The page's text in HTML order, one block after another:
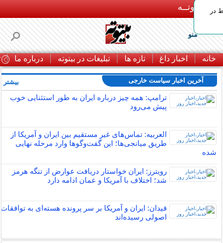
بـیتوتــه
منو
خانه اخبار داغ تازه ها تبلیغات در بیتوته درباره ما
در
آخرین اخبار سیاست خارجی
ترامپ: همه چیز درباره ایران به طور استثنایی خوب
پیش می‌رود
العربیه: تماس‌های غیر مستقیم بین ایران و آمریکا از
طریق میانجی‌ها؛ این گفت‌و‌گو‌ها وارد مرحله نهایی
شده
رویترز: ایران خواستار دریافت عوارض از تنگه هرمز
شد؛ اختلاف با آمریکا و عمان ادامه دارد
فیدان: ایران و آمریکا بر سر پرونده هسته‌ای به توافقات
اصولی رسیده‌اند
بیشتر